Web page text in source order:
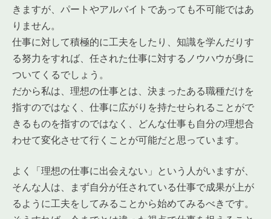
きますが、パートやアルバイトであっても不可能ではあ
りません。
仕事に対して積極的に工夫をしたり、知識を学んだりす
る努力をすれば、任された仕事に対するノウハウが身に
ついてくるでしょう。
だから私は、理想の仕事とは、決まったある職種だけを
指すのではなく、仕事に広がりを持たせられることがで
きるものを指すのではなく、どんな仕事も自分の理想合
わせて変化させて行くことが可能だと思っています。
よく「理想の仕事に出会えない」という人がいますが、
そんな人は、まず自分が任されている仕事で成果が上が
るように工夫をしてみることから始めてみるべきです。